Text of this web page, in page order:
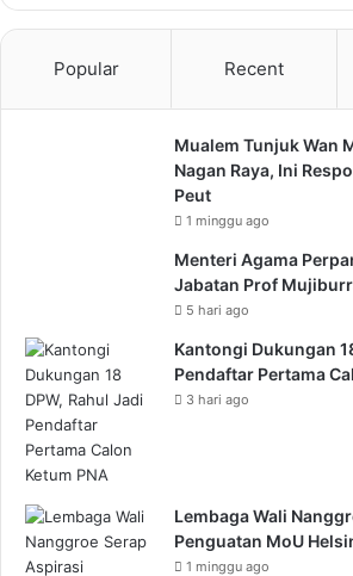
Popular Recent
Mualem Tunjuk Wan
Nagan Raya, Ini
Peut
1 minggu ago
Menteri Agama
Jabatan Prof
5 hari ago
Kantongi Dukungan
Pendaftar Pertama
3 hari ago
Lembaga Wali
Penguatan MoU
1 minggu ago